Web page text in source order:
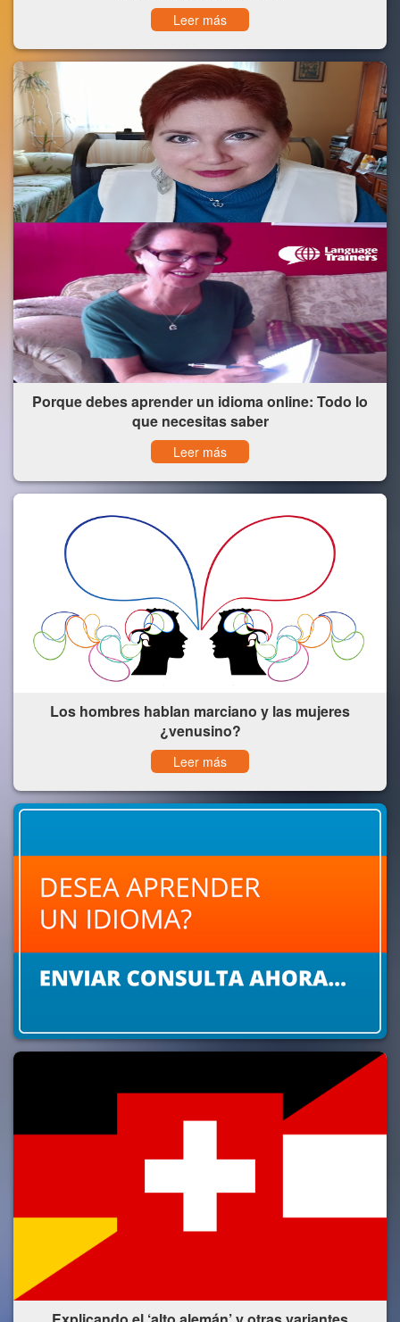
Leer más
Porque debes aprender un idioma online: Todo lo
que necesitas saber
Leer más
Los hombres hablan marciano y las mujeres
¿venusino?
Leer más